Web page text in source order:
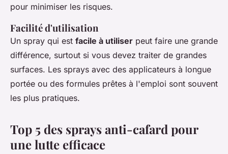
pour minimiser les risques.
Facilité d'utilisation
Un spray qui est facile à utiliser peut faire une grande
différence, surtout si vous devez traiter de grandes
surfaces. Les sprays avec des applicateurs à longue
portée ou des formules prêtes à l'emploi sont souvent
les plus pratiques.
Top 5 des sprays anti-cafard pour
une lutte efficace